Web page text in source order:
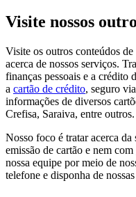
Visite nossos
Visite os outros conteúdos
acerca de nossos serviços.
finanças pessoais e a crédito
a cartão de crédito, seguro
informações de diversos
Crefisa, Saraiva, entre outros.
Nosso foco é tratar acerca
emissão de cartão e nem com
nossa equipe por meio de
telefone e disponha de